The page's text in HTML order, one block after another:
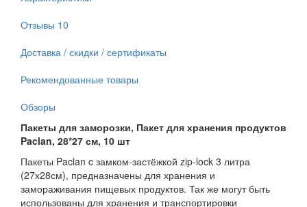
Отзывы 10
Доставка / скидки / сертификаты
Рекомендованные товары
Обзоры
Пакеты для заморозки, Пакет для хранения продуктов
Paclan, 28*27 см, 10 шт
Пакеты Paclan c замком-застёжкой zip-lock 3 литра
(27х28см), предназначены для хранения и
замораживания пищевых продуктов. Так же могут быть
использованы для хранения и транспортировки